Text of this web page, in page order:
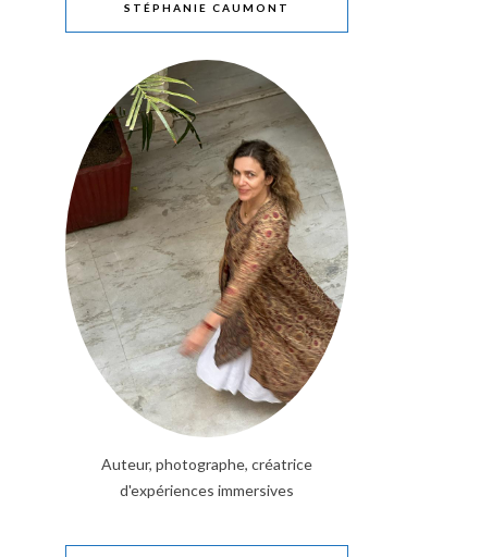
STÉPHANIE CAUMONT
Auteur, photographe, créatrice
d'expériences immersives